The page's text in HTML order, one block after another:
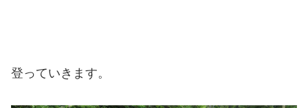
登っていきます。